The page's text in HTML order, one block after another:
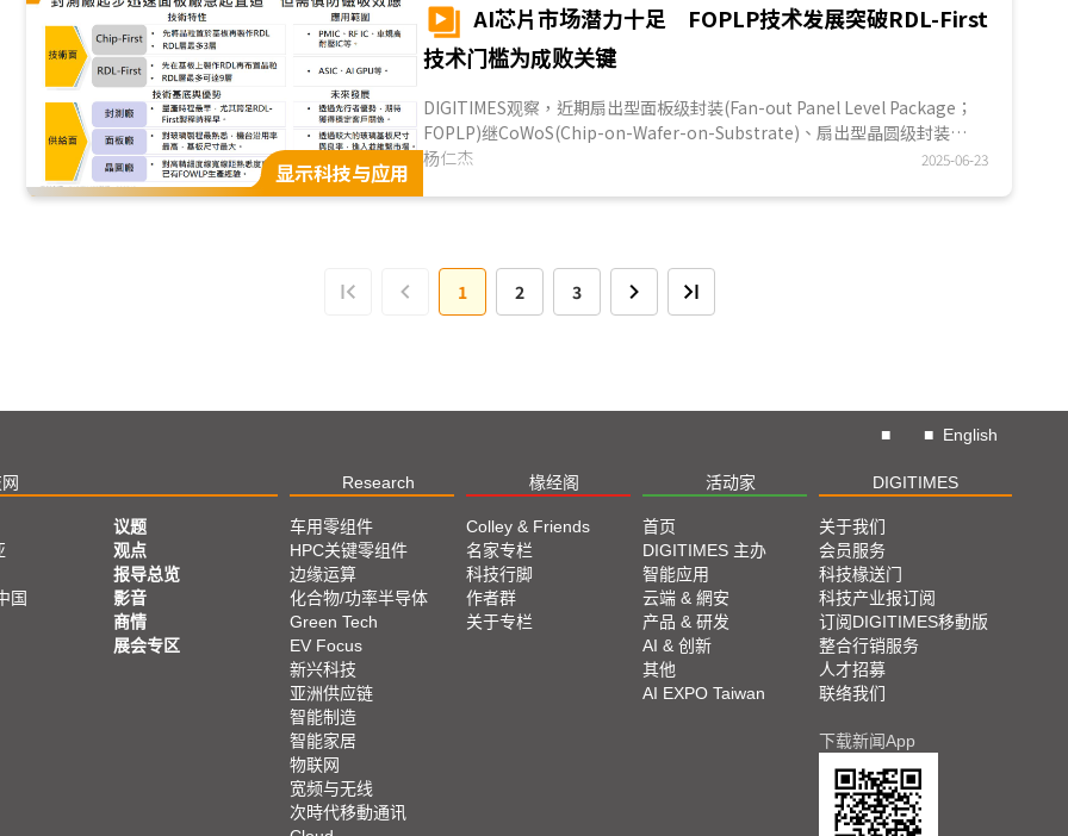
显示科技与应用
AI芯片市场潜力十足 FOPLP技术发展突破RDL-First
技术门槛为成败关键
DIGITIMES观察，近期扇出型面板级封装(Fan-out Panel Level Package；
FOPLP)继CoWoS(Chip-on-Wafer-on-Substrate)、扇出型晶圆级封装
(Fan-out Wafer Level Package；FOWLP)技术后....
杨仁杰 2025-06-23
1 2 3
■ ■ English
Research 椽经阁 活动家 DIGITIMES
国
议题
观点
报导总览
影音
商情
展会专区
车用零组件
HPC关键零组件
边缘运算
化合物/功率半导体
Green Tech
EV Focus
新兴科技
亚洲供应链
智能制造
智能家居
物联网
宽频与无线
次時代移動通讯
Colley & Friends
名家专栏
科技行脚
作者群
关于专栏
首页
DIGITIMES 主办
智能应用
云端 & 網安
产品 & 研发
AI & 创新
其他
AI EXPO Taiwan
关于我们
会员服务
科技椽送门
科技产业报订阅
订阅DIGITIMES移動版
整合行销服务
人才招募
联络我们
下载新闻App